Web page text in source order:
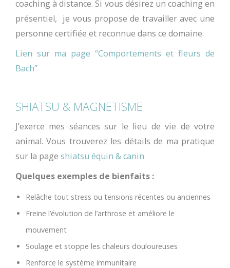
coaching à distance. Si vous désirez un coaching en
présentiel, je vous propose de travailler avec une
personne certifiée et reconnue dans ce domaine.
Lien sur ma page “Comportements et fleurs de
Bach”
SHIATSU & MAGNETISME
J’exerce mes séances sur le lieu de vie de votre
animal. Vous trouverez les détails de ma pratique
sur la page shiatsu équin & canin
Quelques exemples de bienfaits :
Relâche tout stress ou tensions récentes ou anciennes
Freine l’évolution de l’arthrose et améliore le
mouvement
Soulage et stoppe les chaleurs douloureuses
Renforce le système immunitaire